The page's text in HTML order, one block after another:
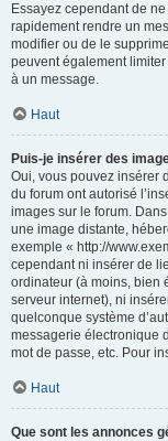
Essayez cependant de
rapidement rendre un
modifier ou de le
peuvent également limiter
à un message.
Haut
Puis-je insérer des
Oui, vous pouvez insérer
du forum ont autorisé
images sur le forum.
une image distante,
exemple « http://
cependant ni insérer de
ordinateur (à moins, bien
serveur internet), ni
quelconque système
messagerie électronique
mot de passe, etc. Pour
Haut
Que sont les annonces